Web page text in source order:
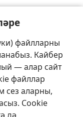
файлларны
Кайбер
— алар сайт
файллар
сез аларны,
Cookie